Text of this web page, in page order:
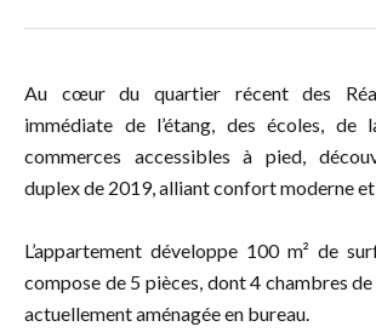
Au cœur du quartier récent des
immédiate de l’étang, des écoles, de
commerces accessibles à pied,
duplex de 2019, alliant confort moderne
L’appartement développe 100 m² de
compose de 5 pièces, dont 4 chambres de
actuellement aménagée en bureau.